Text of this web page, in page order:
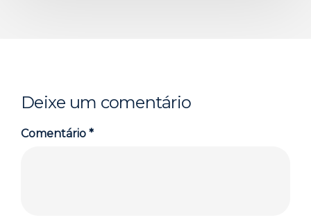
Deixe um comentário
Comentário *